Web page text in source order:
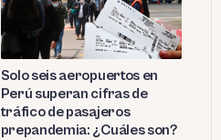
Solo seis aeropuertos en
Perú superan cifras de
tráfico de pasajeros
prepandemia: ¿Cuáles son?